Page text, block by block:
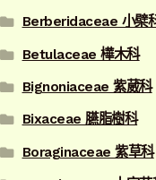
Berberidaceae 小檗
Betulaceae 樺木科
Bignoniaceae 紫葳科
Bixaceae 臙脂樹科
Boraginaceae 紫草科